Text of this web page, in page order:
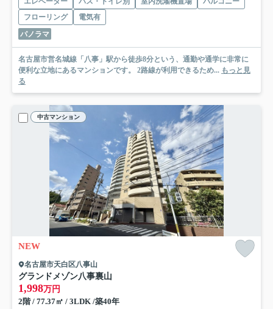
フローリング
電気有
パノラマ
名古屋市営名城線「八事」駅から徒歩8分という、通勤や通学に非常に
便利な立地にあるマンションです。 2路線が利用できるため... もっと見
る
中古マンション
NEW
名古屋市天白区八事山
グランドメゾン八事裏山
1,998万円
2階 / 77.37㎡ / 3LDK /築40年